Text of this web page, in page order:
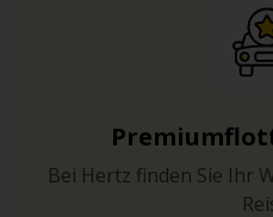
Bei Hertz finden Sie Ihr